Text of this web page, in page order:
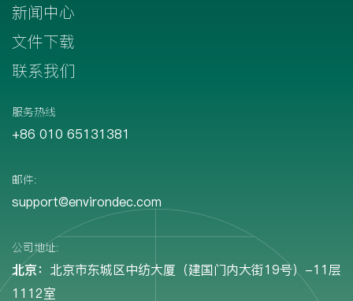
新闻中心
文件下载
联系我们
服务热线
+86 010 65131381
邮件:
support@environdec.com
公司地址:
北京： 北京市东城区中纺大厦（建国门内大街19号）-11层
1112室